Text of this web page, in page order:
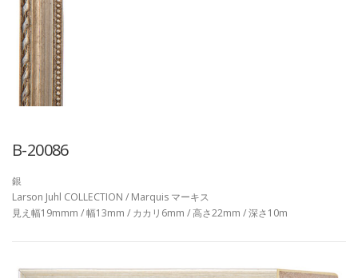
B-20086
銀
Larson Juhl COLLECTION / Marquis マーキス
見え幅19mmm / 幅13mm / カカリ6mm / 高さ22mm / 深さ10m